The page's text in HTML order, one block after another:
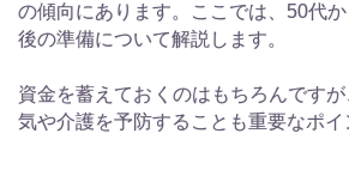
の傾向にあります。ここでは、50代
後の準備について解説します。
資金を蓄えておくのはもちろんです
気や介護を予防することも重要なポイ